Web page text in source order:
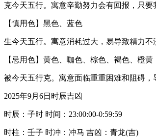
克今天五行。寓意辛勤努力会有回报，只
【慎用色】黑色、蓝色
生今天五行。寓意消耗过大，易导致精力
【忌用色】黄色、咖色、棕色、褐色、橙黄
被今天五行克。寓意面临重重困难和阻碍
2025年9月6日时辰吉凶
时辰：子时 时间：23:00:00-0:59:59
时柱：壬子 时冲：冲马 吉凶：青龙(吉)